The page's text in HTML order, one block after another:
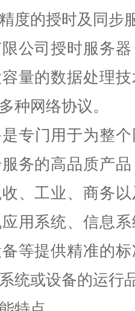
度的授时及同步
公司授时服务器
量的数据处理
种网络协议。
专门用于为整
务的高品质产
、工业、商务
用系统、信息
等提供精准的
统或设备的运行